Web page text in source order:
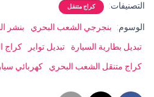
التصنيفات: كراج متنقل
الوسوم: بنجرجي الشعب البحري بنشر
تبديل بطارية السيارة
تبديل تواير كراج
كراج متنقل الشعب البحري
كهربائي